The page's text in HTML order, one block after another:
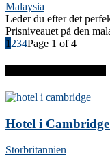
Malaysia
Leder du efter det
Prisniveauet på den
1 234Page 1 of 4
Hotel i Cambridge
Storbritannien